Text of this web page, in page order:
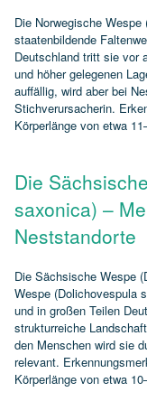
Die Norwegische
staatenbildende
Deutschland tritt sie vor
und höher gelegenen
auffällig, wird aber bei
Stichverursacherin.
Körperlänge von etwa
Die
saxonica) –
Neststandorte
Die Sächsische Wespe
Wespe (Dolichovespula
und in großen Teilen
strukturreiche
den Menschen wird sie
relevant.
Körperlänge von etwa